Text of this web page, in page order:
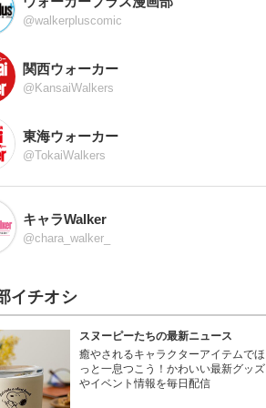
@walkerpluscomic
関西ウォーカー
@KansaiWalkers
東海ウォーカー
@TokaiWalkers
キャラWalker
@chara_walker_
イチオシ
スヌーピーたちの最新ニュース
癒やされるキャラクターアイテムでほ
っと一息つこう！かわいい最新グッズ
やイベント情報を毎日配信